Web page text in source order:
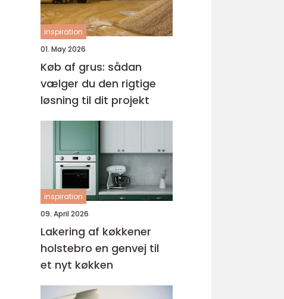
inspiration
01. May 2026
Køb af grus: sådan
vælger du den rigtige
løsning til dit projekt
inspiration
09. April 2026
Lakering af køkkener
holstebro en genvej til
et nyt køkken